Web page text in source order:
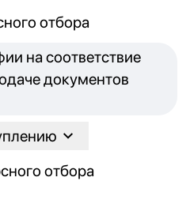
отбора
на соответствие
документов
отбора